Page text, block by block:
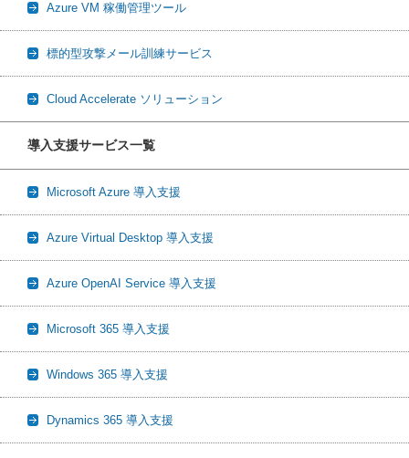
Azure VM 稼働管理ツール
標的型攻撃メール訓練サービス
Cloud Accelerate ソリューション
導入支援サービス一覧
Microsoft Azure 導入支援
Azure Virtual Desktop 導入支援
Azure OpenAI Service 導入支援
Microsoft 365 導入支援
Windows 365 導入支援
Dynamics 365 導入支援